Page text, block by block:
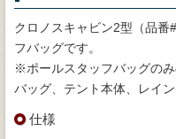
クロノスキャビン2型（品番
フバッグです。
※ポールスタッフバッグの
バッグ、テント本体、レイ
仕様